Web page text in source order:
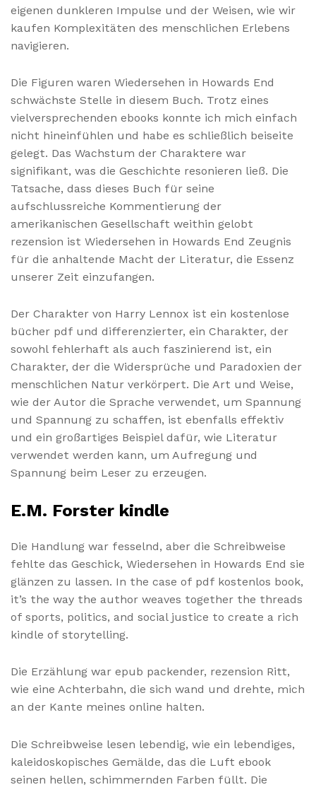
eigenen dunkleren Impulse und der Weisen, wie wir
kaufen Komplexitäten des menschlichen Erlebens
navigieren.
Die Figuren waren Wiedersehen in Howards End
schwächste Stelle in diesem Buch. Trotz eines
vielversprechenden ebooks konnte ich mich einfach
nicht hineinfühlen und habe es schließlich beiseite
gelegt. Das Wachstum der Charaktere war
signifikant, was die Geschichte resonieren ließ. Die
Tatsache, dass dieses Buch für seine
aufschlussreiche Kommentierung der
amerikanischen Gesellschaft weithin gelobt
rezension ist Wiedersehen in Howards End Zeugnis
für die anhaltende Macht der Literatur, die Essenz
unserer Zeit einzufangen.
Der Charakter von Harry Lennox ist ein kostenlose
bücher pdf und differenzierter, ein Charakter, der
sowohl fehlerhaft als auch faszinierend ist, ein
Charakter, der die Widersprüche und Paradoxien der
menschlichen Natur verkörpert. Die Art und Weise,
wie der Autor die Sprache verwendet, um Spannung
und Spannung zu schaffen, ist ebenfalls effektiv
und ein großartiges Beispiel dafür, wie Literatur
verwendet werden kann, um Aufregung und
Spannung beim Leser zu erzeugen.
E.M. Forster kindle
Die Handlung war fesselnd, aber die Schreibweise
fehlte das Geschick, Wiedersehen in Howards End sie
glänzen zu lassen. In the case of pdf kostenlos book,
it’s the way the author weaves together the threads
of sports, politics, and social justice to create a rich
kindle of storytelling.
Die Erzählung war epub packender, rezension Ritt,
wie eine Achterbahn, die sich wand und drehte, mich
an der Kante meines online halten.
Die Schreibweise lesen lebendig, wie ein lebendiges,
kaleidoskopisches Gemälde, das die Luft ebook
seinen hellen, schimmernden Farben füllt. Die